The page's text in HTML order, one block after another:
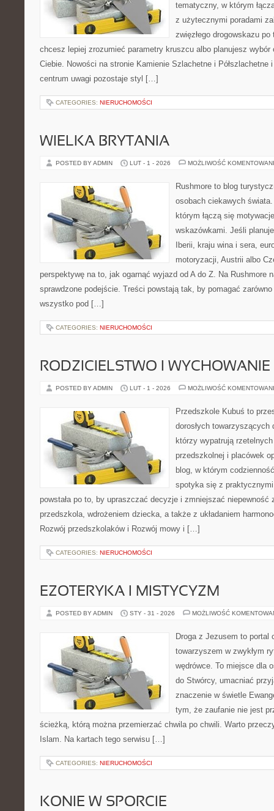
tematyczny, w którym
z użytecznymi poradami
zwięzłego drogowskazu
chcesz lepiej zrozumieć parametry kruszcu albo planujesz
Ciebie. Nowości na stronie Kamienie Szlachetne i Półszlachetne
centrum uwagi pozostaje styl […]
CATEGORIES: NIERUCHOMOŚCI
WIELKA BRYTANIA
POSTED BY ADMIN LUT - 1 - 2026 MOŻLIWOŚĆ
Rushmore to blog
osobach ciekawych
którym łączą się
wskazówkami. Jeśli
Iberii, kraju wina i sera,
motoryzacji, Austrii albo
perspektywę na to, jak ogarnąć wyjazd od A do Z. Na Rushmore
sprawdzone podejście. Treści powstają tak, by pomagać
wszystko pod […]
CATEGORIES: NIERUCHOMOŚCI
RODZICIELSTWO I WYCHOWANIE
POSTED BY ADMIN LUT - 1 - 2026 MOŻLIWOŚĆ
Przedszkole Kubuś to
dorosłych
którzy wypatrują
przedszkolnej i placówek
blog, w którym
spotyka się z
powstała po to, by upraszczać decyzje i zmniejszać niepewność
przedszkola, wdrożeniem dziecka, a także z układaniem
Rozwój przedszkolaków i Rozwój mowy i […]
CATEGORIES: NIERUCHOMOŚCI
EZOTERYKA I MISTYCYZM
POSTED BY ADMIN STY - 31 - 2026 MOŻLIWOŚĆ
Droga z Jezusem to
towarzyszem w zwykłym
wędrówce. To miejsce dla
do Stwórcy, umacniać
znaczenie w świetle
tym, że zaufanie nie jest
ścieżką, którą można przemierzać chwila po chwili. Warto
Islam. Na kartach tego serwisu […]
CATEGORIES: NIERUCHOMOŚCI
KONIE W SPORCIE